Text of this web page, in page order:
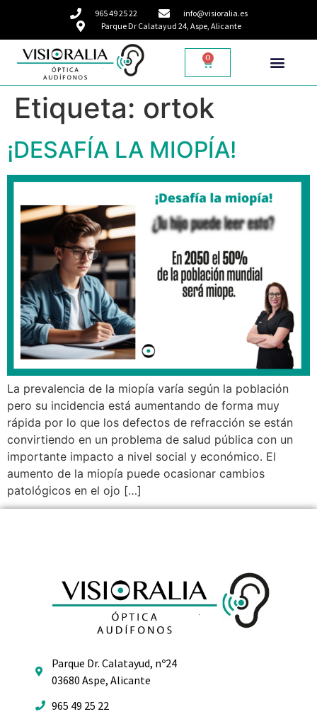
965 49 25 22
info@visioralia.es
Parque Dr Calatayud 24, Aspe, Alicante
0
Etiqueta: ortok
¡DESAFÍA LA MIOPÍA!
La prevalencia de la miopía varía según la población
pero su incidencia está aumentando de forma muy
rápida por lo que los defectos de refracción se están
convirtiendo en un problema de salud pública con un
importante impacto a nivel social y económico. El
aumento de la miopía puede ocasionar cambios
patológicos en el ojo […]
Parque Dr. Calatayud, nº24
03680 Aspe, Alicante
965 49 25 22